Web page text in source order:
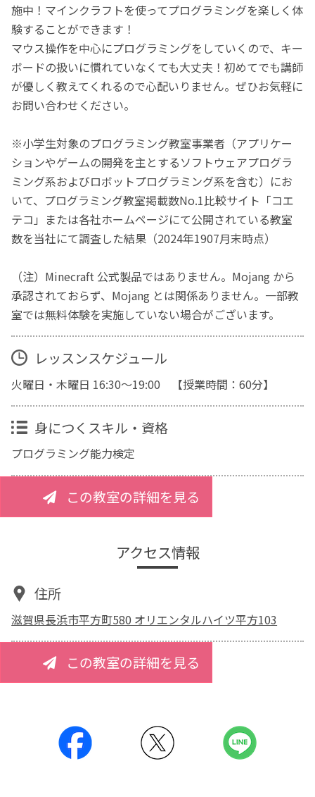
施中！マインクラフトを使ってプログラミングを楽しく体
験することができます！
マウス操作を中心にプログラミングをしていくので、キー
ボードの扱いに慣れていなくても大丈夫！初めてでも講師
が優しく教えてくれるので心配いりません。ぜひお気軽に
お問い合わせください。
※小学生対象のプログラミング教室事業者（アプリケー
ションやゲームの開発を主とするソフトウェアプログラ
ミング系およびロボットプログラミング系を含む）にお
いて、プログラミング教室掲載数No.1比較サイト「コエ
テコ」または各社ホームページにて公開されている教室
数を当社にて調査した結果（2024年1907月末時点）
（注）Minecraft 公式製品ではありません。Mojang から
承認されておらず、Mojang とは関係ありません。一部教
室では無料体験を実施していない場合がございます。
レッスンスケジュール
火曜日・木曜日 16:30～19:00 【授業時間：60分】
身につくスキル・資格
プログラミング能力検定
この教室の詳細を見る
アクセス情報
住所
滋賀県長浜市平方町580 オリエンタルハイツ平方103
この教室の詳細を見る